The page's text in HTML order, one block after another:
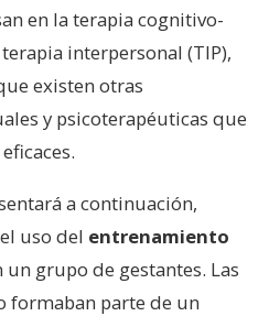
en la terapia cognitivo-
interpersonal (TIP),
existen otras
y psicoterapéuticas que
a continuación,
uso del entrenamiento
un grupo de gestantes. Las
formaban parte de un